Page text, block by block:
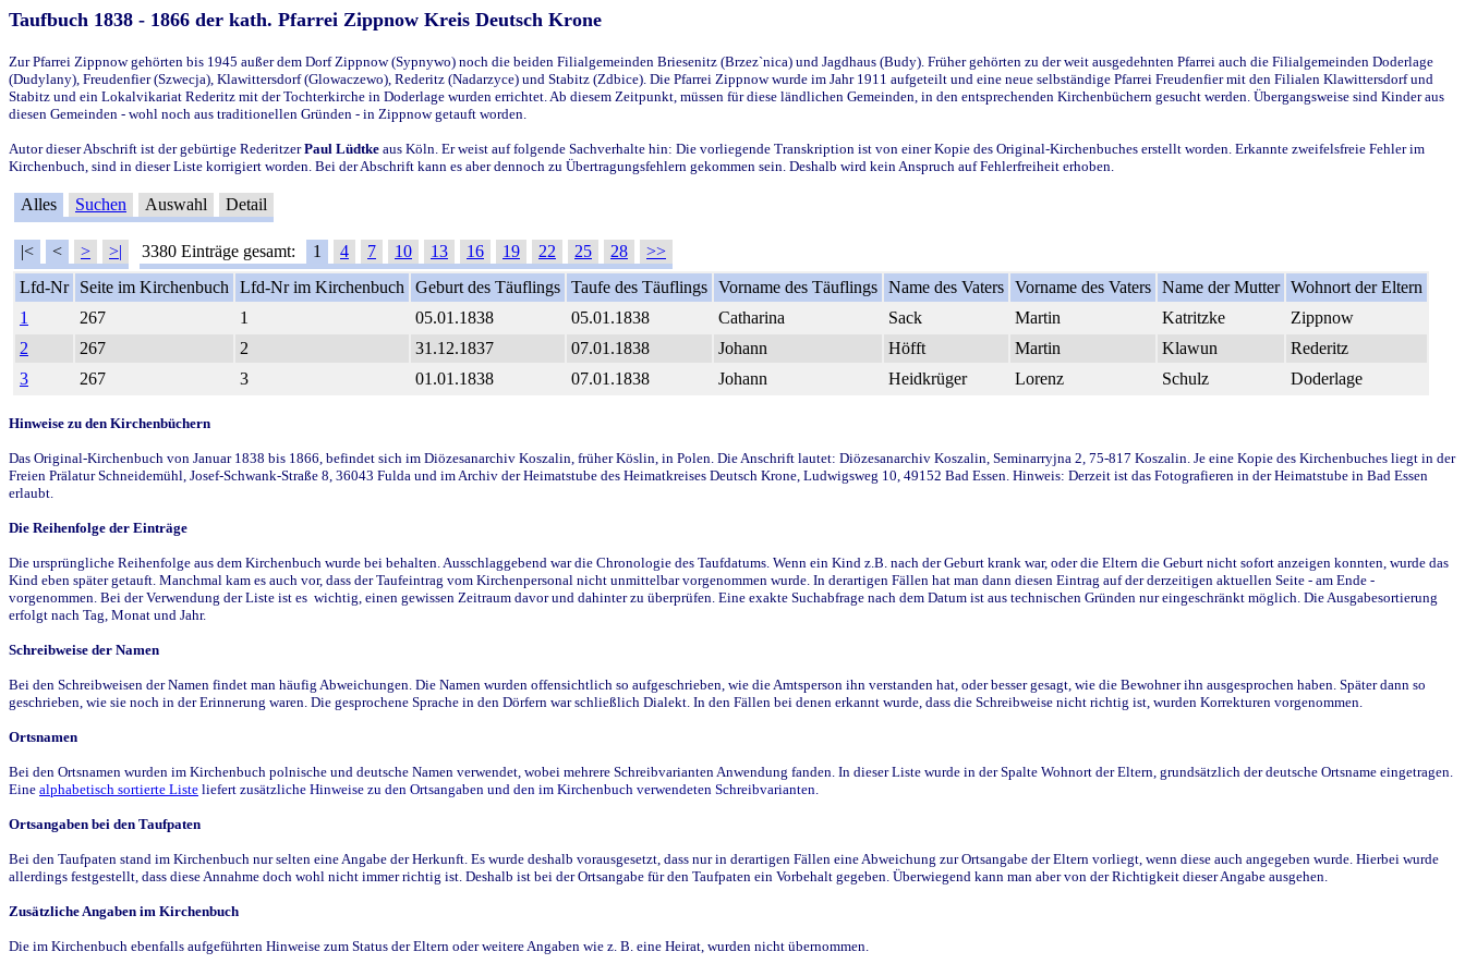
Taufbuch 1838 - 1866 der kath. Pfarrei Zippnow Kreis Deutsch Krone
Zur Pfarrei Zippnow gehörten bis 1945 außer dem Dorf Zippnow (Sypnywo) noch die beiden Filialgemeinden Briesenitz (Brzez`nica) und Jagdhaus (Budy). Früher gehörten zu der weit ausgedehnten Pfarrei auch die Filialgemeinden Doderlage
(Dudylany), Freudenfier (Szwecja), Klawittersdorf (Glowaczewo), Rederitz (Nadarzyce) und Stabitz (Zdbice). Die Pfarrei Zippnow wurde im Jahr 1911 aufgeteilt und eine neue selbständige Pfarrei Freudenfier mit den Filialen Klawittersdorf und
Stabitz und ein Lokalvikariat Rederitz mit der Tochterkirche in Doderlage wurden errichtet. Ab diesem Zeitpunkt, müssen für diese ländlichen Gemeinden, in den entsprechenden Kirchenbüchern gesucht werden. Übergangsweise sind Kinder aus
diesen Gemeinden - wohl noch aus traditionellen Gründen - in Zippnow getauft worden.
Autor dieser Abschrift ist der gebürtige RederitzerPaul Lüdtke aus Köln. Er weist auf folgende Sachverhalte hin: Die vorliegende Transkription ist von einer Kopie des Original-Kirchenbuches erstellt worden. Erkannte zweifelsfreie Fehler im
Kirchenbuch, sind in dieser Liste korrigiert worden. Bei der Abschrift kann es aber dennoch zu Übertragungsfehlern gekommen sein. Deshalb wird kein Anspruch auf Fehlerfreiheit erhoben.
Alles Suchen Auswahl Detail
|< < > >| 3380 Einträge gesamt: 1 4 7 10 13 16 19 22 25 28
>>
Lfd-Nr
Seite im Kirchenbuch Lfd-Nr im Kirchenbuch Geburt des Täuflings Taufe des Täuflings Vorname des Täuflings Name des Vaters Vorname des Vaters Name der Mutter Wohnort der Eltern
1
267 1 05.01.1838 05.01.1838 Catharina Sack Martin Katritzke
Zippnow
2
267 2 31.12.1837 07.01.1838 Johann Höfft Martin Klawun
Rederitz
3
267 3 01.01.1838 07.01.1838 Johann Heidkrüger Lorenz Schulz Doderlage
Hinweise zu den Kirchenbüchern
Das Original-Kirchenbuch von Januar 1838 bis 1866, befindet sich im Diözesanarchiv Koszalin, früher Köslin, in Polen. Die Anschrift lautet: Diözesanarchiv Koszalin, Seminarryjna 2, 75-817 Koszalin. Je eine Kopie des Kirchenbuches liegt in der
Freien Prälatur Schneidemühl, Josef-Schwank-Straße 8, 36043 Fulda und im Archiv der Heimatstube des Heimatkreises Deutsch Krone, Ludwigsweg 10, 49152 Bad Essen. Hinweis: Derzeit ist das Fotografieren in der Heimatstube in Bad Essen
erlaubt.
Die Reihenfolge der Einträge
Die ursprüngliche Reihenfolge aus dem Kirchenbuch wurde bei behalten. Ausschlaggebend war die Chronologie des Taufdatums. Wenn ein Kind z.B. nach der Geburt krank war, oder die Eltern die Geburt nicht sofort anzeigen konnten, wurde das
Kind eben später getauft. Manchmal kam es auch vor, dass der Taufeintrag vom Kirchenpersonal nicht unmittelbar vorgenommen wurde. In derartigen Fällen hat man dann diesen Eintrag auf der derzeitigen aktuellen Seite - am Ende -
vorgenommen. Bei der Verwendung der Liste ist es wichtig, einen gewissen Zeitraum davor und dahinter zu überprüfen. Eine exakte Suchabfrage nach dem Datum ist aus technischen Gründen nur eingeschränkt möglich. Die Ausgabesortierung
erfolgt nach Tag, Monat und Jahr.
Schreibweise der Namen
Bei den Schreibweisen der Namen findet man häufig Abweichungen. Die Namen wurden offensichtlich so aufgeschrieben, wie die Amtsperson ihn verstanden hat, oder besser gesagt, wie die Bewohner ihn ausgesprochen haben. Später dann so
geschrieben, wie sie noch in der Erinnerung waren. Die gesprochene Sprache in den Dörfern war schließlich Dialekt. In den Fällen bei denen erkannt wurde, dass die Schreibweise nicht richtig ist, wurden Korrekturen vorgenommen.
Ortsnamen
Bei den Ortsnamen wurden im Kirchenbuch polnische und deutsche Namen verwendet, wobei mehrere Schreibvarianten Anwendung fanden. In dieser Liste wurde in der Spalte Wohnort der Eltern, grundsätzlich der deutsche Ortsname eingetragen.
Eine alphabetisch sortierte Liste liefert zusätzliche Hinweise zu den Ortsangaben und den im Kirchenbuch verwendeten Schreibvarianten.
Ortsangaben bei den Taufpaten
Bei den Taufpaten stand im Kirchenbuch nur selten eine Angabe der Herkunft. Es wurde deshalb vorausgesetzt, dass nur in derartigen Fällen eine Abweichung zur Ortsangabe der Eltern vorliegt, wenn diese auch angegeben wurde. Hierbei wurde
allerdings festgestellt, dass diese Annahme doch wohl nicht immer richtig ist. Deshalb ist bei der Ortsangabe für den Taufpaten ein Vorbehalt gegeben. Überwiegend kann man aber von der Richtigkeit dieser Angabe ausgehen.
Zusätzliche Angaben im Kirchenbuch
Die im Kirchenbuch ebenfalls aufgeführten Hinweise zum Status der Eltern oder weitere Angaben wie z. B. eine Heirat, wurden nicht übernommen.